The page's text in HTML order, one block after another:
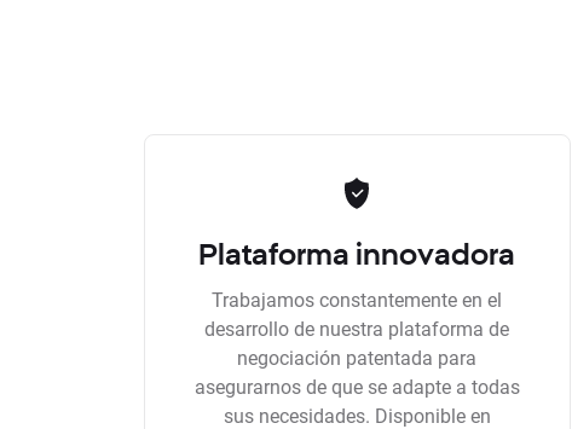
Plataforma innovadora
Trabajamos constantemente en el
desarrollo de nuestra plataforma de
negociación patentada para
asegurarnos de que se adapte a todas
sus necesidades. Disponible en